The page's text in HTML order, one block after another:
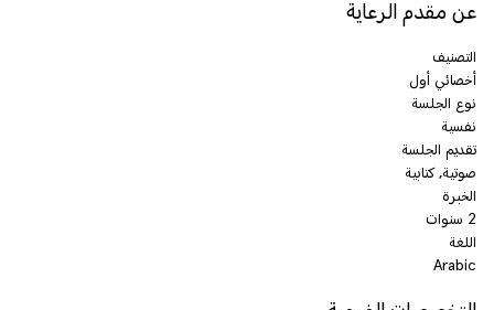
عن مقدم الرعاية
التصنيف
أخصائي أول
نوع الجلسة
نفسية
تقديم الجلسة
صوتية, كتابية
الخبرة
2 سنوات
اللغة
Arabic